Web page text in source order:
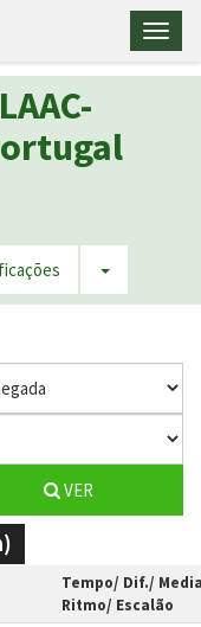
VER
Tempo/ Dif./
Ritmo/ Escalão